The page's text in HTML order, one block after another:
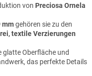
von Preciosa Ornela
mmgehören sie zu den
textile Verzierungen
glatte Oberfläche und
das perfekte Details